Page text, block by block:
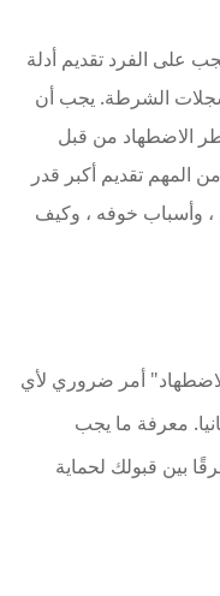
على الفرد تقديم أدلة
الشرطة. يجب أن
الاضطهاد من قبل
تقديم أكبر قدر
وأسباب خوفه ، وكيف
أمر ضروري لأي
معرفة ما يجب
بين قبولك لحماية